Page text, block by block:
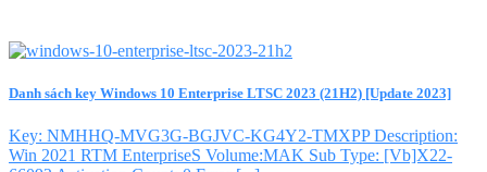
Danh sách key Windows 10 Enterprise LTSC 2023 (21H2) [Update 2023]
Key: NMHHQ-MVG3G-BGJVC-KG4Y2-TMXPP Description:
Win 2021 RTM EnterpriseS Volume:MAK Sub Type: [Vb]X22-